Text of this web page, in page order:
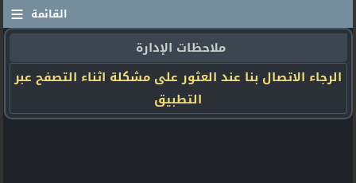
≡ القائمة
ملاحظات الإدارة
الرجاء الاتصال بنا عند العثور على مشكلة اثناء التصفح عبر
التطبيق